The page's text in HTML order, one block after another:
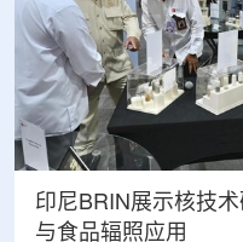
印尼BRIN展示核技
与食品辐照应用